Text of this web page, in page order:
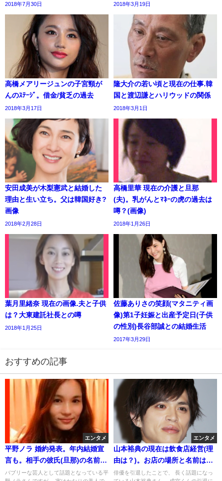
2018年7月30日 2018年3月19日
高橋メアリージュンの子宮頸が
んのｽﾃｰｼﾞ。借金/貧乏の過去
2018年3月17日
隆大介の若い頃と現在の仕事.韓
国と渡辺謙とハリウッドの関係
2018年3月1日
安田成美が木梨憲武と結婚した
理由と生い立ち。父は韓国好き?
画像
2018年2月28日
高橋里華 現在の介護と旦那
(夫)。乳がんとﾏﾈｰの虎の過去は
噂？(画像)
2018年1月26日
葉月里緒奈 現在の画像.夫と子供
は？大東建託社長との噂
2018年1月25日
佐藤ありさの笑顔(マタニティ画
像)第1子妊娠と出産予定日(子供
の性別)長谷部誠との結婚生活
2017年3月29日
おすすめの記事
エンタメ
平野ノラ 婚約発表。年内結婚宣
言も。相手の彼氏(旦那)の名前と
仕事と顔(画像・さんま御殿動画)
バブリーな芸人として話題となっている平
エンタメ
山本裕典の現在は飲食店経営(理
由は？)。お店の場所と名前は？
クビ解雇の真相(週刊誌・女性自
俳優を引退したことで、 長く話題になっ